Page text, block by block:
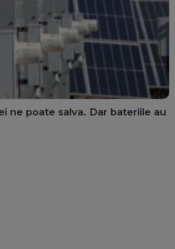
ne poate salva. Dar bateriile au